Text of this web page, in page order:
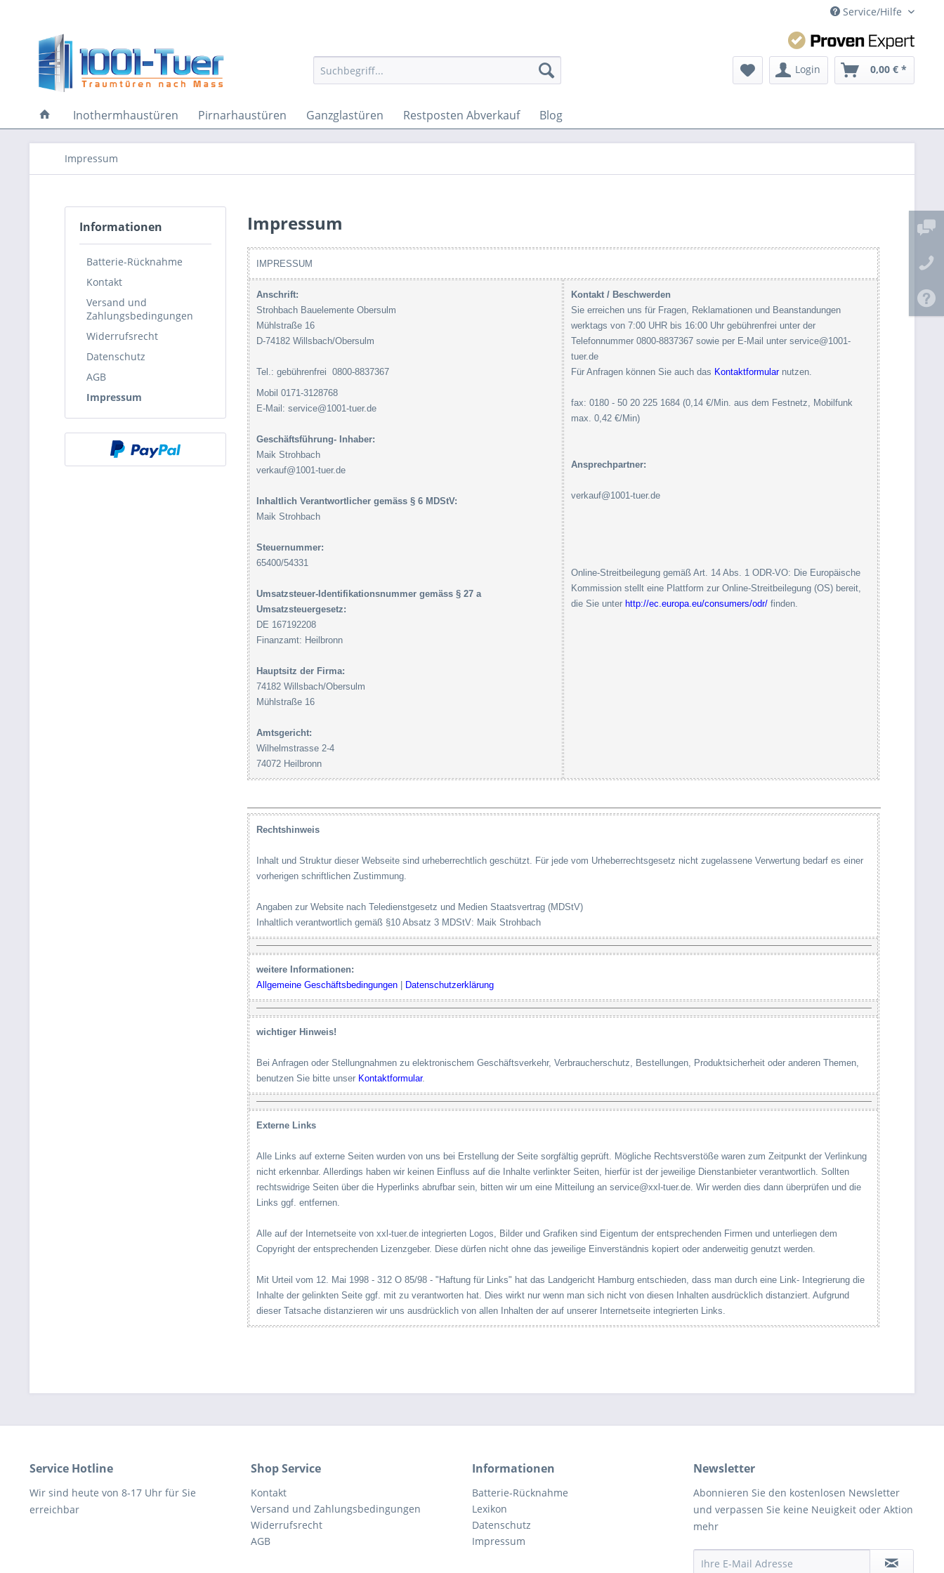
Service/Hilfe
Login 0,00 € *
Inothermhaustüren Pirnarhaustüren Ganzglastüren Restposten Abverkauf Blog
Impressum
Informationen
Batterie-Rücknahme
Kontakt
Versand und
Zahlungsbedingungen
Widerrufsrecht
Datenschutz
AGB
Impressum
Impressum
IMPRESSUM
Anschrift:
Strohbach Bauelemente Obersulm
Mühlstraße 16
D-74182 Willsbach/Obersulm
Tel.: gebührenfrei 0800-8837367
Mobil 0171-3128768
E-Mail: service@1001-tuer.de
Geschäftsführung- Inhaber:
Maik Strohbach
verkauf@1001-tuer.de
Inhaltlich Verantwortlicher gemäss § 6 MDStV:
Maik Strohbach
Steuernummer:
65400/54331
Umsatzsteuer-Identifikationsnummer gemäss § 27 a
Umsatzsteuergesetz:
DE 167192208
Finanzamt: Heilbronn
Hauptsitz der Firma:
74182 Willsbach/Obersulm
Mühlstraße 16
Amtsgericht:
Wilhelmstrasse 2-4
74072 Heilbronn
Kontakt / Beschwerden
Sie erreichen uns für Fragen, Reklamationen und Beanstandungen
werktags von 7:00 UHR bis 16:00 Uhr gebührenfrei unter der
Telefonnummer 0800-8837367 sowie per E-Mail unter service@1001-
tuer.de
Für Anfragen können Sie auch das Kontaktformularnutzen.
fax: 0180 - 50 20 225 1684 (0,14 €/Min. aus dem Festnetz, Mobilfunk
max. 0,42 €/Min)
Ansprechpartner:
verkauf@1001-tuer.de
Online-Streitbeilegung gemäß Art. 14 Abs. 1 ODR-VO: Die Europäische
Kommission stellt eine Plattform zur Online-Streitbeilegung (OS) bereit,
die Sie unter http://ec.europa.eu/consumers/odr/finden.
Rechtshinweis
Inhalt und Struktur dieser Webseite sind urheberrechtlich geschützt. Für jede vom Urheberrechtsgesetz nicht zugelassene Verwertung bedarf es einer
vorherigen schriftlichen Zustimmung.
Angaben zur Website nach Teledienstgesetz und Medien Staatsvertrag (MDStV)
Inhaltlich verantwortlich gemäß §10 Absatz 3 MDStV: Maik Strohbach
weitere Informationen:
Allgemeine Geschäftsbedingungen| Datenschutzerklärung
wichtiger Hinweis!
Bei Anfragen oder Stellungnahmen zu elektronischem Geschäftsverkehr, Verbraucherschutz, Bestellungen, Produktsicherheit oder anderen Themen,
benutzen Sie bitte unser Kontaktformular.
Externe Links
Alle Links auf externe Seiten wurden von uns bei Erstellung der Seite sorgfältig geprüft. Mögliche Rechtsverstöße waren zum Zeitpunkt der Verlinkung
nicht erkennbar. Allerdings haben wir keinen Einfluss auf die Inhalte verlinkter Seiten, hierfür ist der jeweilige Dienstanbieter verantwortlich. Sollten
rechtswidrige Seiten über die Hyperlinks abrufbar sein, bitten wir um eine Mitteilung an service@xxl-tuer.de. Wir werden dies dann überprüfen und die
Links ggf. entfernen.
Alle auf der Internetseite von xxl-tuer.de integrierten Logos, Bilder und Grafiken sind Eigentum der entsprechenden Firmen und unterliegen dem
Copyright der entsprechenden Lizenzgeber. Diese dürfen nicht ohne das jeweilige Einverständnis kopiert oder anderweitig genutzt werden.
Mit Urteil vom 12. Mai 1998 - 312 O 85/98 - "Haftung für Links" hat das Landgericht Hamburg entschieden, dass man durch eine Link- Integrierung die
Inhalte der gelinkten Seite ggf. mit zu verantworten hat. Dies wirkt nur wenn man sich nicht von diesen Inhalten ausdrücklich distanziert. Aufgrund
dieser Tatsache distanzieren wir uns ausdrücklich von allen Inhalten der auf unserer Internetseite integrierten Links.
Service Hotline
Wir sind heute von 8-17 Uhr für Sie
erreichbar
Shop Service
Kontakt
Versand und Zahlungsbedingungen
Widerrufsrecht
AGB
Informationen
Batterie-Rücknahme
Lexikon
Datenschutz
Impressum
Newsletter
Abonnieren Sie den kostenlosen Newsletter
und verpassen Sie keine Neuigkeit oder Aktion
mehr